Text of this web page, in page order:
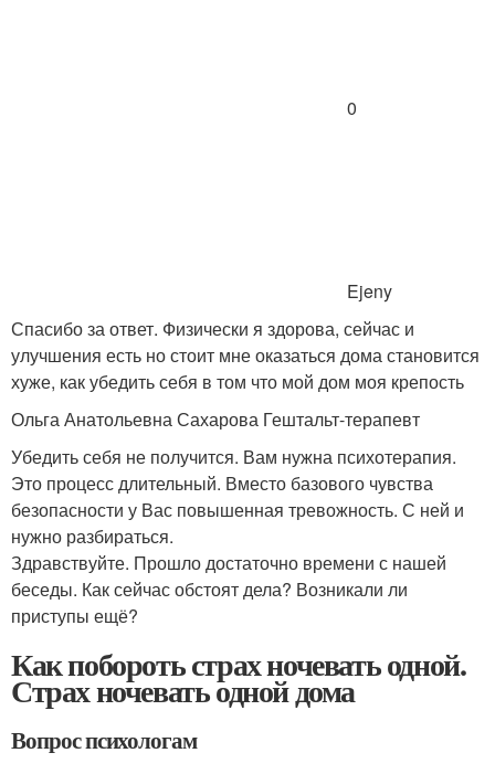
0
Ejeny
Спасибо за ответ. Физически я здорова, сейчас и
улучшения есть но стоит мне оказаться дома становится
хуже, как убедить себя в том что мой дом моя крепость
Ольга Анатольевна Сахарова Гештальт-терапевт
Убедить себя не получится. Вам нужна психотерапия.
Это процесс длительный. Вместо базового чувства
безопасности у Вас повышенная тревожность. С ней и
нужно разбираться.
Здравствуйте. Прошло достаточно времени с нашей
беседы. Как сейчас обстоят дела? Возникали ли
приступы ещё?
Как побороть страх ночевать одной.
Страх ночевать одной дома
Вопрос психологам